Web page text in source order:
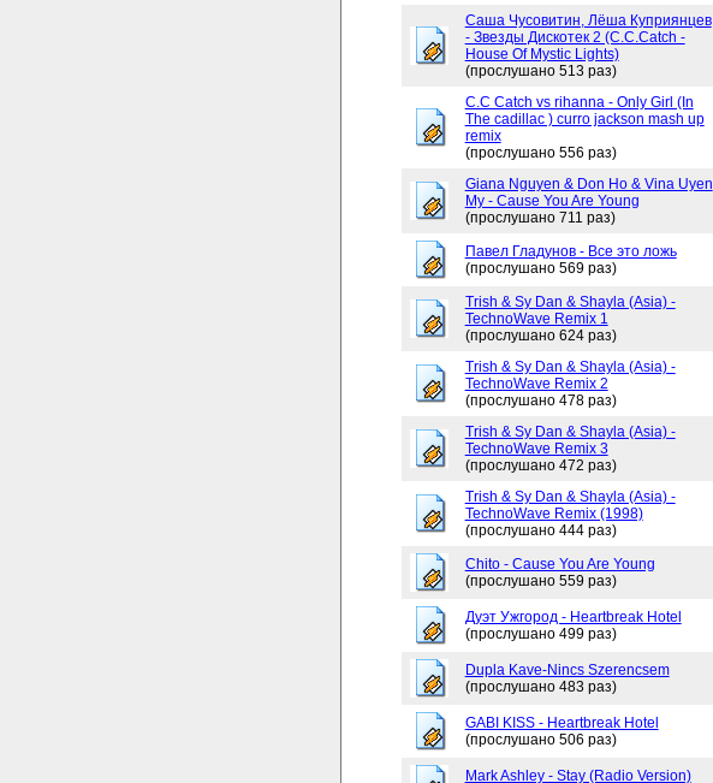
Саша Чусовитин, Лёша Куприянцев
- Звезды Дискотек 2 (C.C.Catch -
House Of Mystic Lights)
(прослушано 513 раз)
C.C Catch vs rihanna - Only Girl (In
The cadillac ) curro jackson mash up
remix
(прослушано 556 раз)
Giana Nguyen & Don Ho & Vina Uyen
My - Cause You Are Young
(прослушано 711 раз)
Павел Гладунов - Все это ложь
(прослушано 569 раз)
Trish & Sy Dan & Shayla (Asia) -
TechnoWave Remix 1
(прослушано 624 раз)
Trish & Sy Dan & Shayla (Asia) -
TechnoWave Remix 2
(прослушано 478 раз)
Trish & Sy Dan & Shayla (Asia) -
TechnoWave Remix 3
(прослушано 472 раз)
Trish & Sy Dan & Shayla (Asia) -
TechnoWave Remix (1998)
(прослушано 444 раз)
Chito - Cause You Are Young
(прослушано 559 раз)
Дуэт Ужгород - Heartbreak Hotel
(прослушано 499 раз)
Dupla Kave-Nincs Szerencsem
(прослушано 483 раз)
GABI KISS - Heartbreak Hotel
(прослушано 506 раз)
Mark Ashley - Stay (Radio Version)